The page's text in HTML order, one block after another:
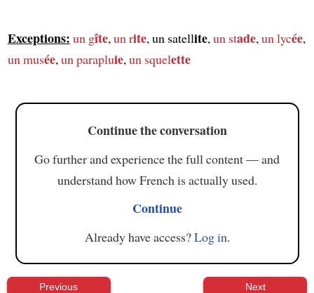
Exceptions: un gîte, un rite, un satellite, un stade, un lycée,
un musée, un parapluie, un squelette
Continue the conversation
Go further and experience the full content — and
understand how French is actually used.
Continue
Already have access?Log in.
Previous Next